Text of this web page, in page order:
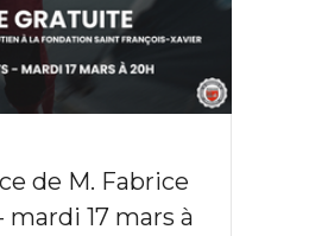
de M. Fabrice
mardi 17 mars à